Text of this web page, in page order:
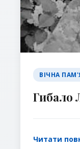
ВІЧНА
Гибало
Читати